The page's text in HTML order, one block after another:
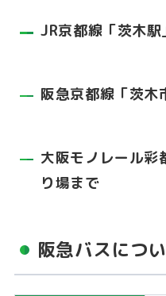
JR京都線「茨木
阪急京都線「茨木
大阪モノレール彩
り場まで
阪急バスにつ